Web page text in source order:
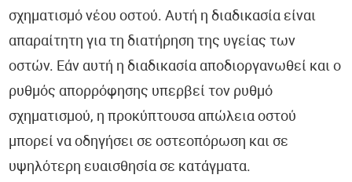
σχηματισμό νέου οστού. Αυτή η διαδικασία είναι
απαραίτητη για τη διατήρηση της υγείας των
οστών. Εάν αυτή η διαδικασία αποδιοργανωθεί και ο
ρυθμός απορρόφησης υπερβεί τον ρυθμό
σχηματισμού, η προκύπτουσα απώλεια οστού
μπορεί να οδηγήσει σε οστεοπόρωση και σε
υψηλότερη ευαισθησία σε κατάγματα.